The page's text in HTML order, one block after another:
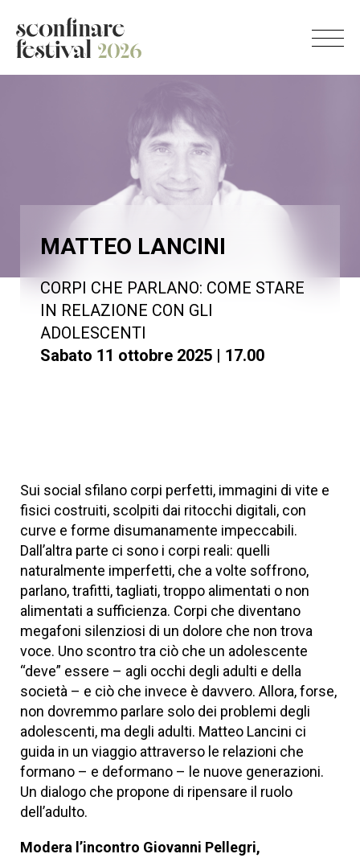
MATTEO LANCINI
CORPI CHE PARLANO: COME STARE
IN RELAZIONE CON GLI
ADOLESCENTI
Sabato 11 ottobre 2025 | 17.00
Sui social sfilano corpi perfetti, immagini di vite e
fisici costruiti, scolpiti dai ritocchi digitali, con
curve e forme disumanamente impeccabili.
Dall’altra parte ci sono i corpi reali: quelli
naturalmente imperfetti, che a volte soffrono,
parlano, trafitti, tagliati, troppo alimentati o non
alimentati a sufficienza. Corpi che diventano
megafoni silenziosi di un dolore che non trova
voce. Uno scontro tra ciò che un adolescente
“deve” essere – agli occhi degli adulti e della
società – e ciò che invece è davvero. Allora, forse,
non dovremmo parlare solo dei problemi degli
adolescenti, ma degli adulti. Matteo Lancini ci
guida in un viaggio attraverso le relazioni che
formano – e deformano – le nuove generazioni.
Un dialogo che propone di ripensare il ruolo
dell’adulto.
Modera l’incontro Giovanni Pellegri,